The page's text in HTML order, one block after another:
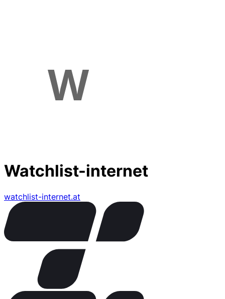
Watchlist-internet
watchlist-internet.at